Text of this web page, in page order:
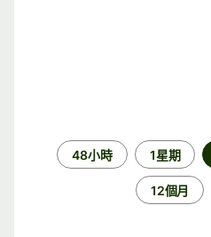
48小時 1星期
12個月